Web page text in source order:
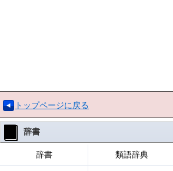
トップページに戻る
辞書
辞書 類語辞典